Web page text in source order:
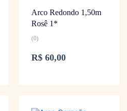
Arco Redondo 1,50m
Rosê 1*
(0)
R$ 60,00